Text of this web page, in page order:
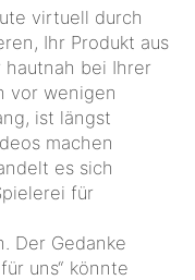
virtuell durch
Ihr Produkt aus
bei Ihrer
vor wenigen
ist längst
machen
für
Der Gedanke
uns“ könnte